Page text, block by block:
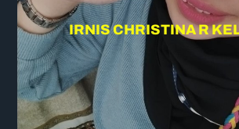
IRNIS CHRISTINA R